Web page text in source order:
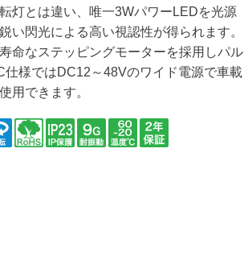
灯とは違い、唯一3WパワーLEDを光源
い閃光による高い視認性が得られます。
命なステッピングモーターを採用しパル
仕様ではDC12～48Vのワイド電源で車載
用できます。